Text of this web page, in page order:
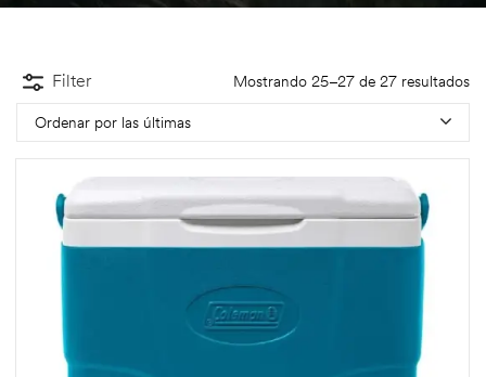
Filter Mostrando 25–27 de 27 resultados
Ordenar por las últimas